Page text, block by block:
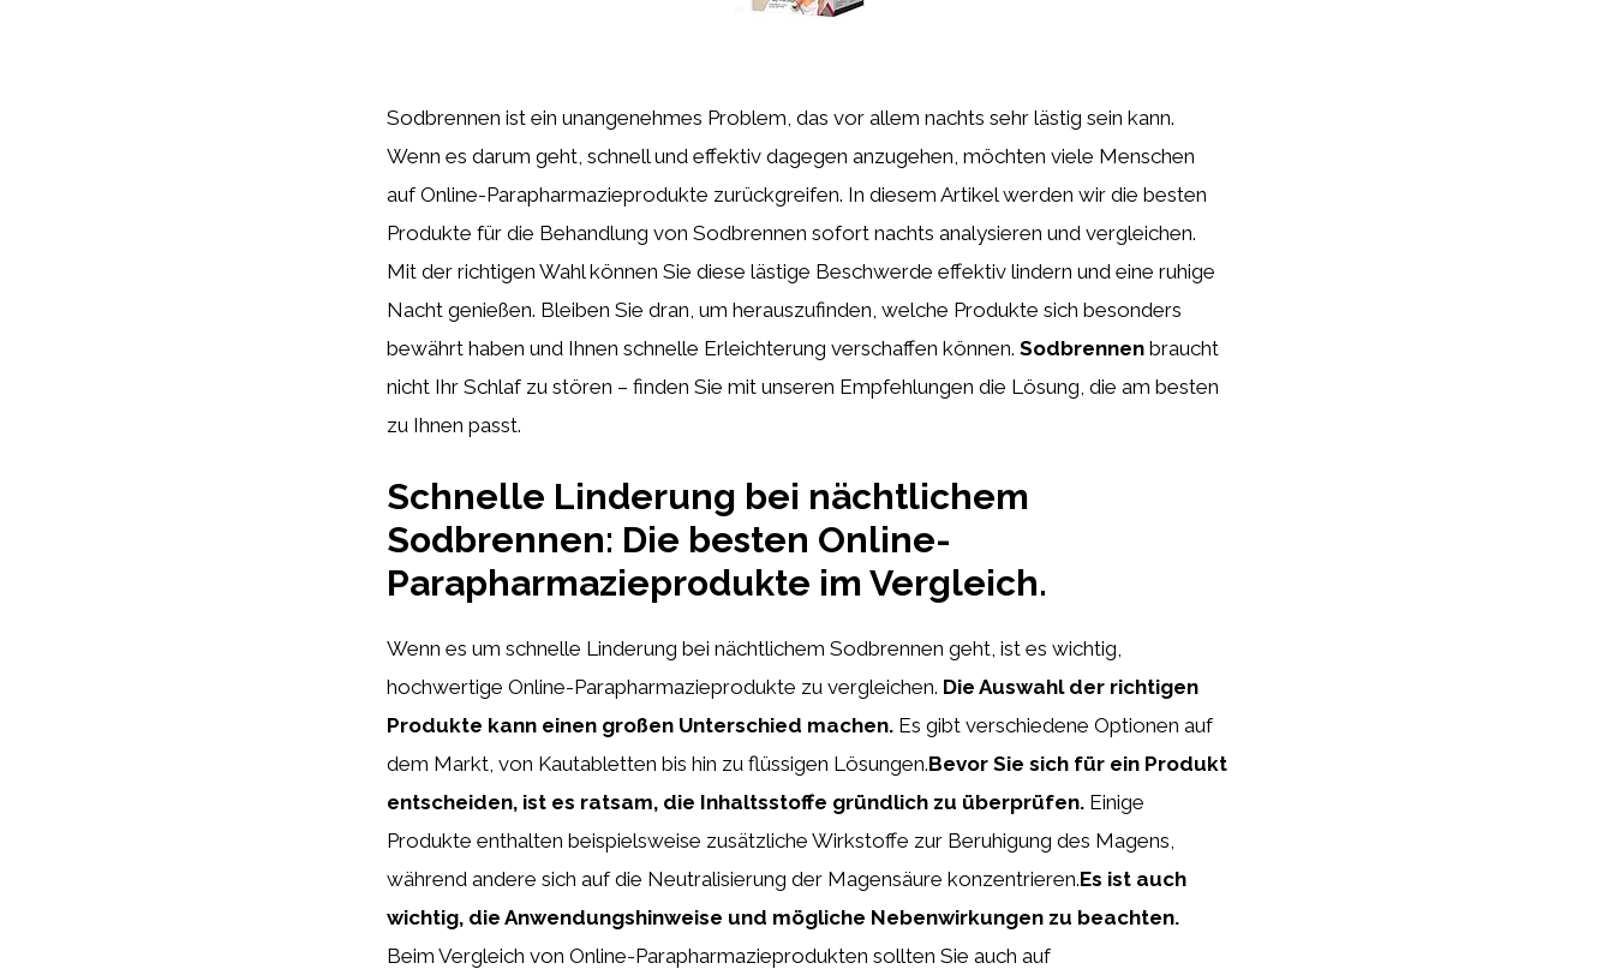
Sodbrennen ist ein unangenehmes Problem, das vor allem nachts sehr lästig sein kann.
Wenn es darum geht, schnell und effektiv dagegen anzugehen, möchten viele Menschen
auf Online-Parapharmazieprodukte zurückgreifen. In diesem Artikel werden wir die besten
Produkte für die Behandlung von Sodbrennen sofort nachts analysieren und vergleichen.
Mit der richtigen Wahl können Sie diese lästige Beschwerde effektiv lindern und eine ruhige
Nacht genießen. Bleiben Sie dran, um herauszufinden, welche Produkte sich besonders
bewährt haben und Ihnen schnelle Erleichterung verschaffen können. Sodbrennen braucht
nicht Ihr Schlaf zu stören – finden Sie mit unseren Empfehlungen die Lösung, die am besten
zu Ihnen passt.
Schnelle Linderung bei nächtlichem
Sodbrennen: Die besten Online-
Parapharmazieprodukte im Vergleich.
Wenn es um schnelle Linderung bei nächtlichem Sodbrennen geht, ist es wichtig,
hochwertige Online-Parapharmazieprodukte zu vergleichen. Die Auswahl der richtigen
Produkte kann einen großen Unterschied machen. Es gibt verschiedene Optionen auf
dem Markt, von Kautabletten bis hin zu flüssigen Lösungen.Bevor Sie sich für ein Produkt
entscheiden, ist es ratsam, die Inhaltsstoffe gründlich zu überprüfen. Einige
Produkte enthalten beispielsweise zusätzliche Wirkstoffe zur Beruhigung des Magens,
während andere sich auf die Neutralisierung der Magensäure konzentrieren.Es ist auch
wichtig, die Anwendungshinweise und mögliche Nebenwirkungen zu beachten.
Beim Vergleich von Online-Parapharmazieprodukten sollten Sie auch auf